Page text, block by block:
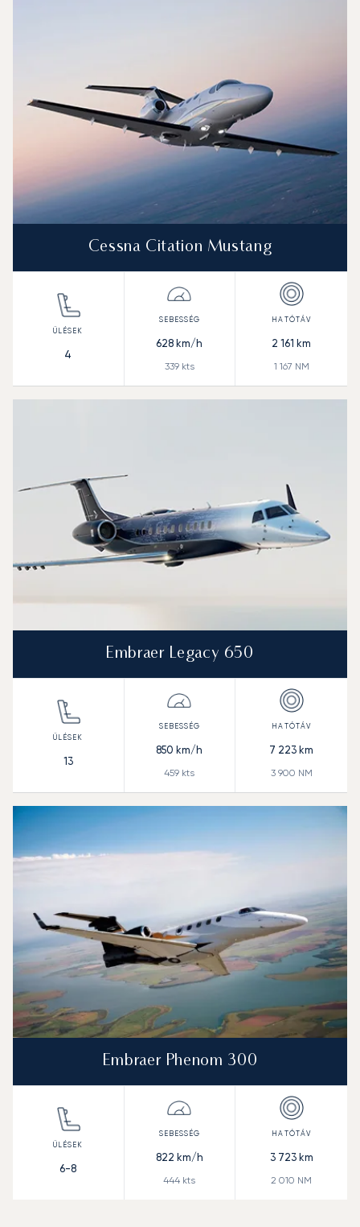
Cessna Citation Mustang
4
628 km/h
339kts
2 161 km
1 167 NM
Embraer Legacy 650
13
850 km/h
459 kts
7 223 km
3 900 NM
Embraer Phenom 300
6-8
822 km/h
444 kts
3 723km
2 010 NM